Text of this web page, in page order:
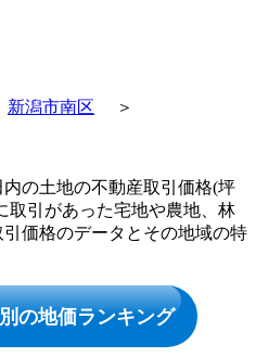
新潟市南区 ＞
の土地の不動産取引価格(坪
取引があった宅地や農地、林
価格のデータとその地域の特
の地価ランキング